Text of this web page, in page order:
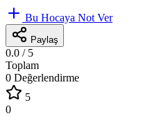
Bu Hocaya Not Ver
Paylaş
0.0 / 5
Toplam
0 Değerlendirme
5
0